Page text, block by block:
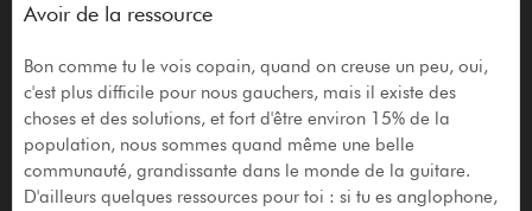
Avoir de la ressource
Bon comme tu le vois copain, quand on creuse un peu, oui,
c'est plus difficile pour nous gauchers, mais il existe des
choses et des solutions, et fort d'être environ 15% de la
population, nous sommes quand même une belle
communauté, grandissante dans le monde de la guitare.
D'ailleurs quelques ressources pour toi : si tu es anglophone,